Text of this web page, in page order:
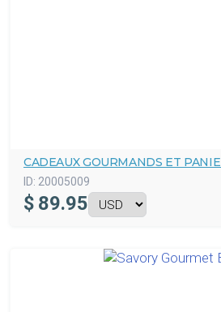
CADEAUX GOURMANDS ET
ID: 20005009
$ 89.95